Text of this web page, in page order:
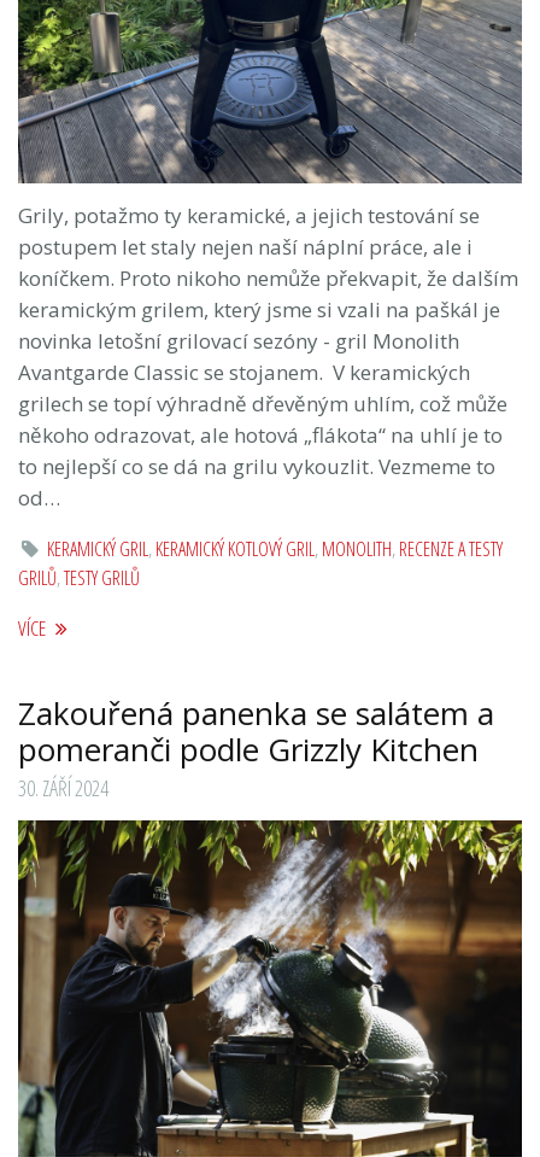
Grily, potažmo ty keramické, a jejich testování se
postupem let staly nejen naší náplní práce, ale i
koníčkem. Proto nikoho nemůže překvapit, že dalším
keramickým grilem, který jsme si vzali na paškál je
novinka letošní grilovací sezóny - gril Monolith
Avantgarde Classic se stojanem. V keramických
grilech se topí výhradně dřevěným uhlím, což může
někoho odrazovat, ale hotová „flákota“ na uhlí je to
to nejlepší co se dá na grilu vykouzlit. Vezmeme to
od…
KERAMICKÝ GRIL,KERAMICKÝ KOTLOVÝ GRIL,MONOLITH,RECENZE A TESTY
GRILŮ,TESTY GRILŮ
VÍCE
Zakouřená panenka se salátem a
pomeranči podle Grizzly Kitchen
30. ZÁŘÍ 2024